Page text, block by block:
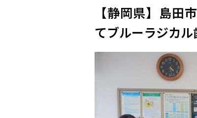
【静岡県】島田
てブルーラジカル